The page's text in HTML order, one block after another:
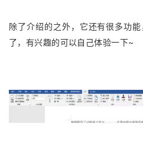
除了介绍的之外，它还有很多功
了，有兴趣的可以自己体验一下~